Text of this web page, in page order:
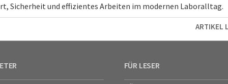
Sicherheit und effizientes Arbeiten im modernen Laboralltag.
ARTIKEL
FÜR LESER